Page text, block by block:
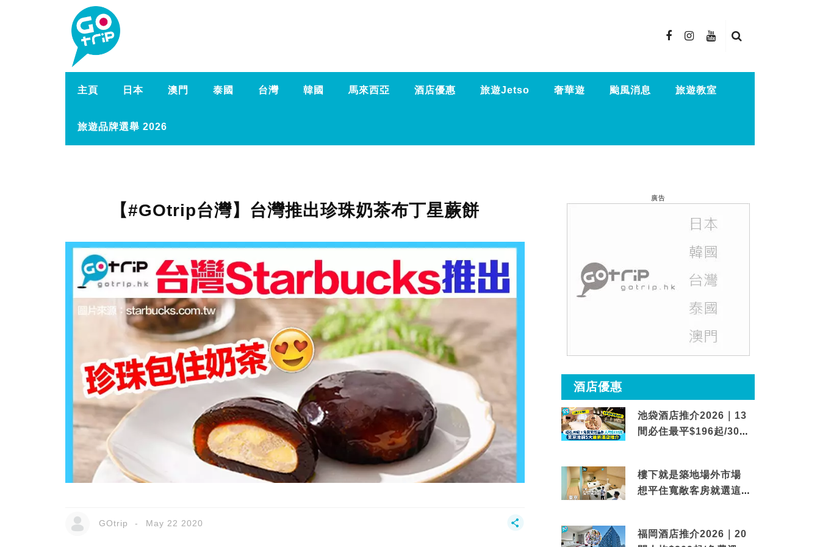
主頁 日本 澳門 泰國 台灣 韓國 馬來西亞 酒店優惠 旅遊Jetso 奢華遊 颱風消息 旅遊教室
旅遊品牌選舉 2026
【#GOtrip台灣】台灣推出珍珠奶茶布丁星蕨餅
GOtrip May 22 2020
廣告
酒店優惠
池袋酒店推介2026｜13
間必住最平$196起/30秒
樓下就是築地場外市場
想平住寬敞客房就選這間
福岡酒店推介2026｜20